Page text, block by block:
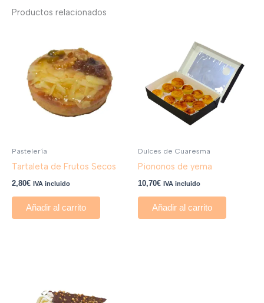
Productos relacionados
Pastelería
Tartaleta de Frutos Secos
2,80€ IVA incluido
Añadir al carrito
Dulces de Cuaresma
Piononos de yema
10,70€ IVA incluido
Añadir al carrito